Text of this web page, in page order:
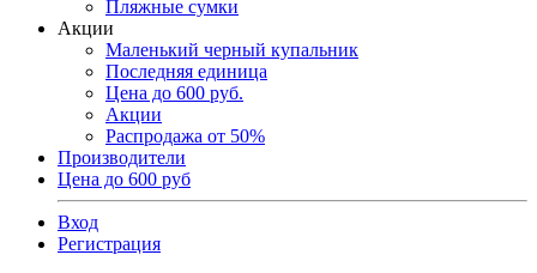
Пляжные сумки
Акции
Маленький черный купальник
Последняя единица
Цена до 600 руб.
Акции
Распродажа от 50%
Производители
Цена до 600 руб
Вход
Регистрация